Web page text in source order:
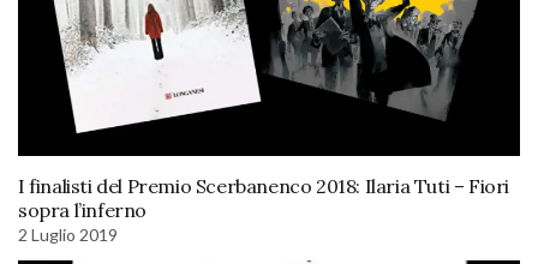
I finalisti del Premio Scerbanenco 2018: Ilaria Tuti – Fiori
sopra l’inferno
2 Luglio 2019